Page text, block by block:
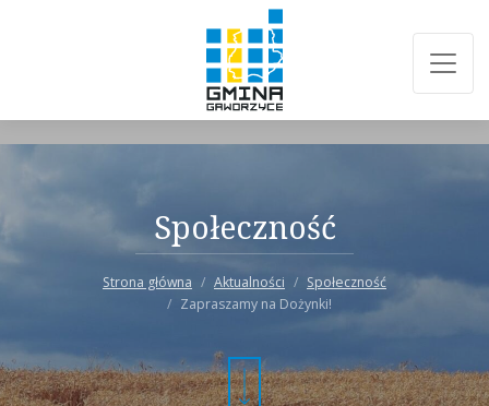
Społeczność
Strona główna Aktualności
Społeczność
Zapraszamy na Dożynki!